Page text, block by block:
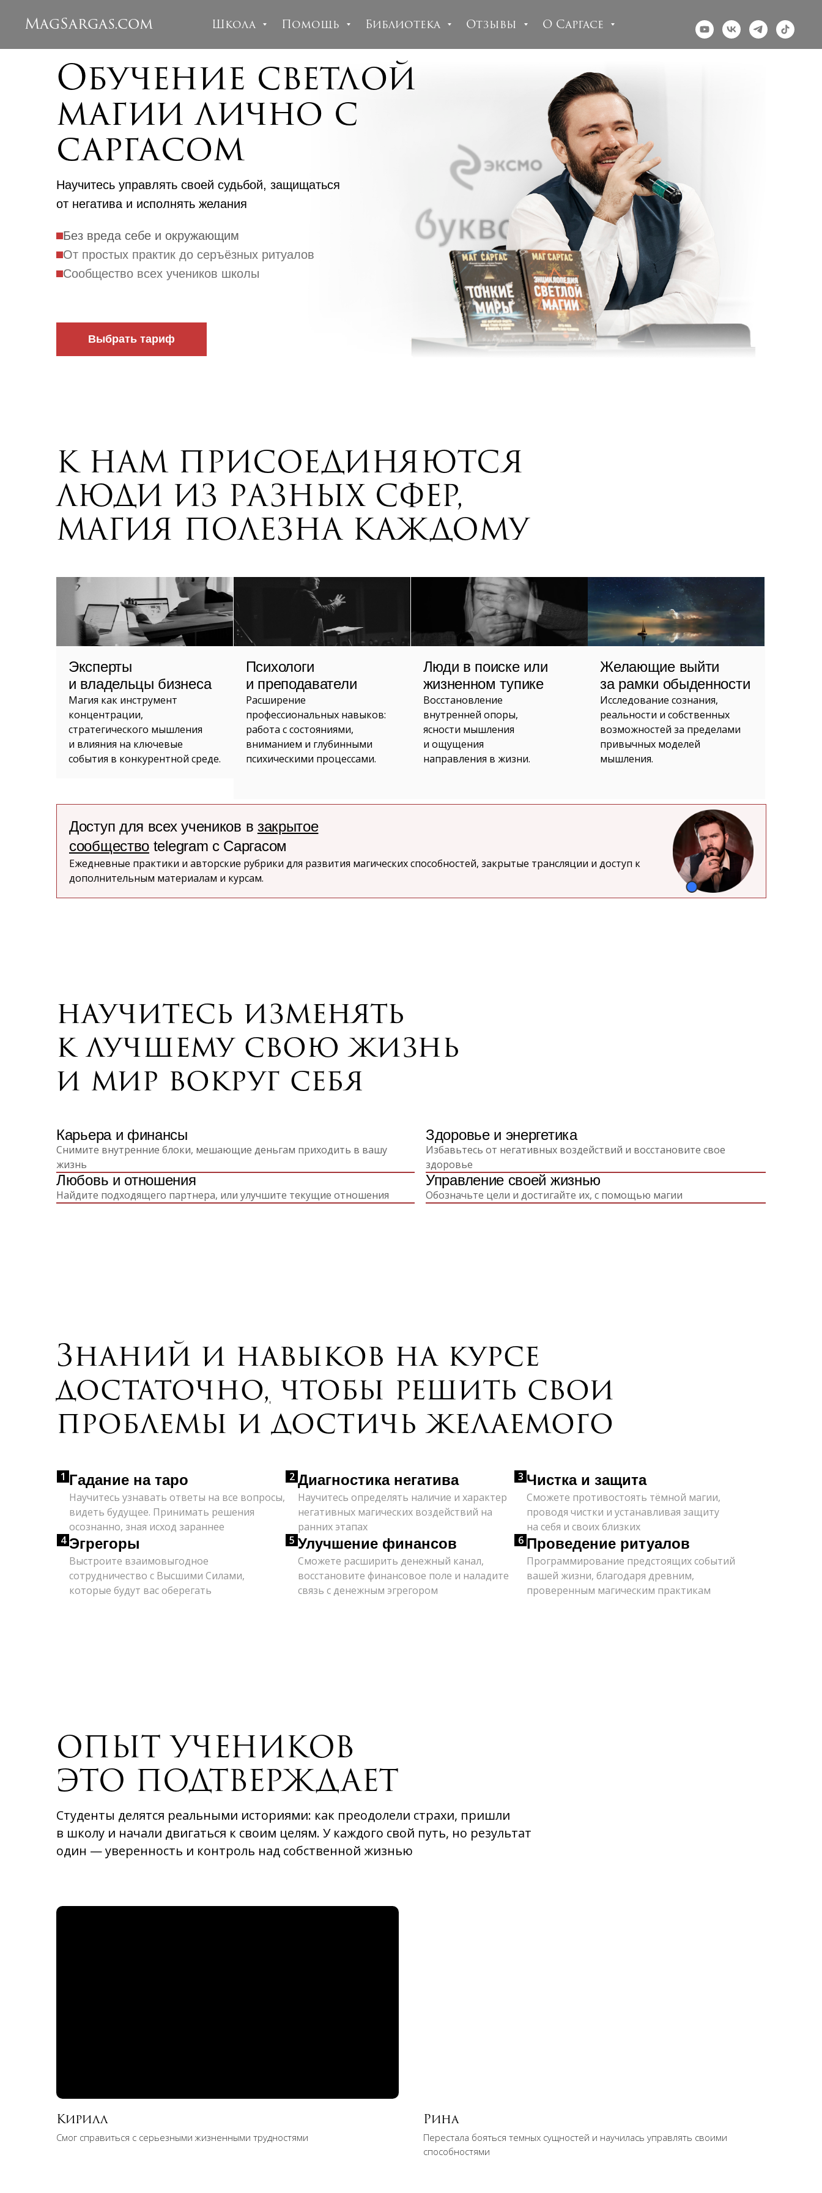
MagSargas.com Школа Помощь Библиотека Отзывы О Саргасе
Научитесь управлять своей судьбой, защищаться
от негатива и исполнять желания
Обучение светлой
магии лично с
саргасом
Выбрать тариф
Без вреда себе и окружающим
От простых практик до серъёзных ритуалов
Сообщество всех учеников школы
К НАМ ПРИСОЕДИНЯЮТСЯ
ЛЮДИ ИЗ РАЗНЫХ СФЕР,
МАГИЯ ПОЛЕЗНА КАЖДОМУ
Эксперты
и владельцы бизнеса
Магия как инструмент
концентрации,
стратегического мышления
и влияния на ключевые
события в конкурентной среде.
Психологи
и преподаватели
Расширение
профессиональных навыков:
работа с состояниями,
вниманием и глубинными
психическими процессами.
Люди в поиске или
жизненном тупике
Восстановление
внутренней опоры,
ясности мышления
и ощущения
направления в жизни.
Желающие выйти
за рамки обыденности
Исследование сознания,
реальности и собственных
возможностей за пределами
привычных моделей
мышления.
Доступ для всех учеников в закрытое
сообщество telegram c Саргасом
Ежедневные практики и авторские рубрики для развития магических способностей, закрытые трансляции и доступ к
дополнительным материалам и курсам.
Здоровье и энергетика
Избавьтесь от негативных воздействий и восстановите свое
здоровье
Управление своей жизнью
Обозначьте цели и достигайте их, с помощью магии
научитесь изменять
к лучшему свою жизнь
и мир вокруг себя
Карьера и финансы
Снимите внутренние блоки, мешающие деньгам приходить в вашу
жизнь
Любовь и отношения
Найдите подходящего партнера, или улучшите текущие отношения
1 Гадание на таро
Научитесь узнавать ответы на все вопросы,
видеть будущее. Принимать решения
осознанно, зная исход зараннее
2 Диагностика негатива
Научитесь определять наличие и характер
негативных магических воздействий на
ранних этапах
3 Чистка и защита
Сможете противостоять тёмной магии,
проводя чистки и устанавливая защиту
на себя и своих близких
4 Эгрегоры
Выстроите взаимовыгодное
сотрудничество с Высшими Силами,
которые будут вас оберегать
5 Улучшение финансов
Сможете расширить денежный канал,
восстановите финансовое поле и наладите
связь с денежным эгрегором
6 Проведение ритуалов
Программирование предстоящих событий
вашей жизни, благодаря древним,
проверенным магическим практикам
Знаний и навыков на курсе
достаточно, чтобы решить свои
проблемы и достичь желаемого
Студенты делятся реальными историями: как преодолели страхи, пришли
в школу и начали двигаться к своим целям. У каждого свой путь, но результат
один — уверенность и контроль над собственной жизнью
ОПЫТ УЧЕНИКОВ
ЭТО ПОДТВЕРЖДАЕТ
Кирилл
Смог справиться с серьезными жизненными трудностями
Рина
Перестала бояться темных сущностей и научилась управлять своими
способностями